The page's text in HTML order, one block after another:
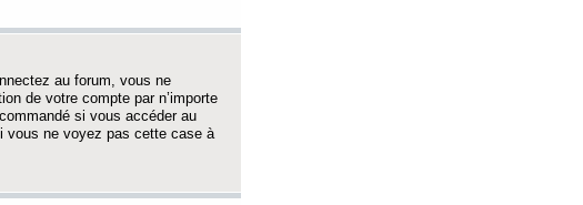
au forum, vous ne
de votre compte par n’importe
si vous accéder au
vous ne voyez pas cette case à